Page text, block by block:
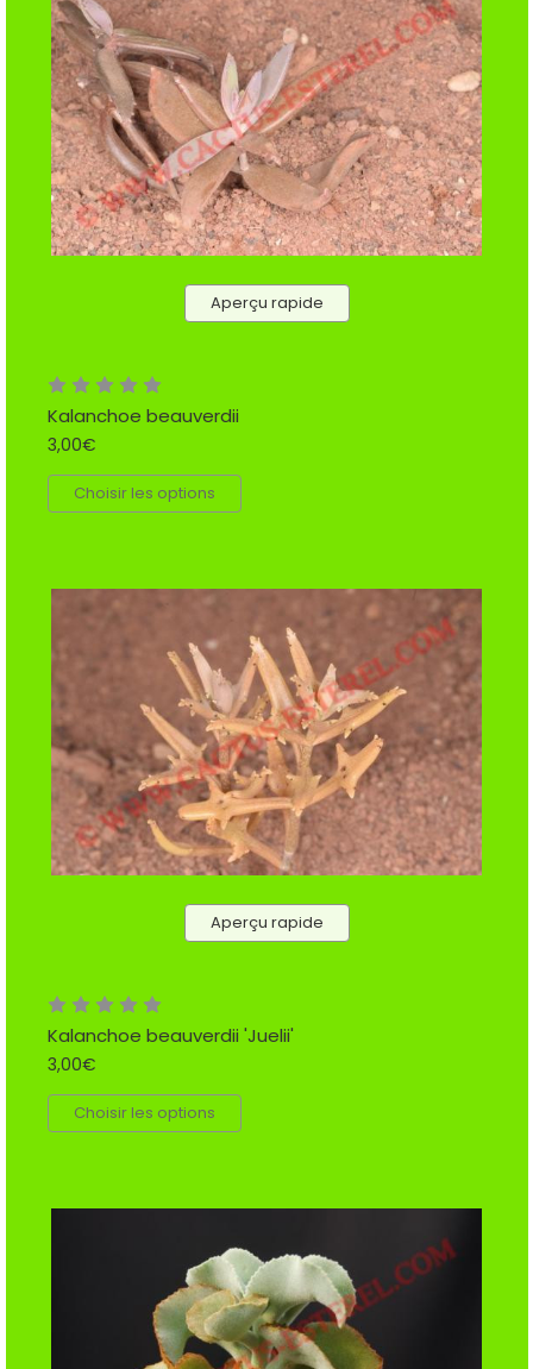
Aperçu rapide
Kalanchoe beauverdii
3,00€
Choisir les options
Aperçu rapide
Kalanchoe beauverdii 'Juelii'
3,00€
Choisir les options